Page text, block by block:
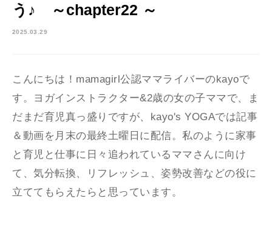
う♪ ～chapter22 ～
2025.03.29
こんにちは！mamagirl公認ママライバーのkayoで
す。ヨガインストラクター&2歳の女の子ママで、ま
だまだ育児真っ盛りですが、kayo's YOGAでは記事
＆動画を月末の最終土曜日に配信。私のように家事
と育児と仕事に日々追われているママさんに向け
て、気分転換、リフレッシュ、姿勢改善などの役に
立ててもらえたらと思っています。